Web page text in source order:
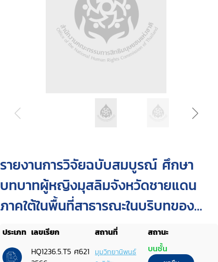
รายงานการวิจัยฉบับสมบูรณ์ ศึกษา
บทบาทผู้หญิงมุสลิมจังหวัดชายแดน
ภาคใต้ในพื้นที่สาธารณะในบริบทของ
ศาสนาอิสลาม
ประเภท เลขเรียก สถานที่
สถานะ
HQ1236.5.T5 ศ621 มุมวิทยานิพนธ์
บนชั้น